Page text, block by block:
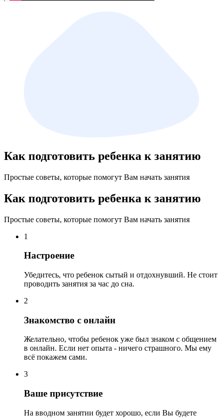
Как подготовить ребенка к занятию
Простые советы, которые помогут Вам начать занятия
Как подготовить ребенка к занятию
Простые советы, которые помогут Вам начать занятия
1
Настроение
Убедитесь, что ребенок сытый и отдохнувший. Не стоит
проводить занятия за час до сна.
2
Знакомство с онлайн
Желательно, чтобы ребенок уже был знаком с общением
в онлайн. Если нет опыта - ничего страшного. Мы ему
всё покажем сами.
3
Ваше присутствие
На вводном занятии будет хорошо, если Вы будете